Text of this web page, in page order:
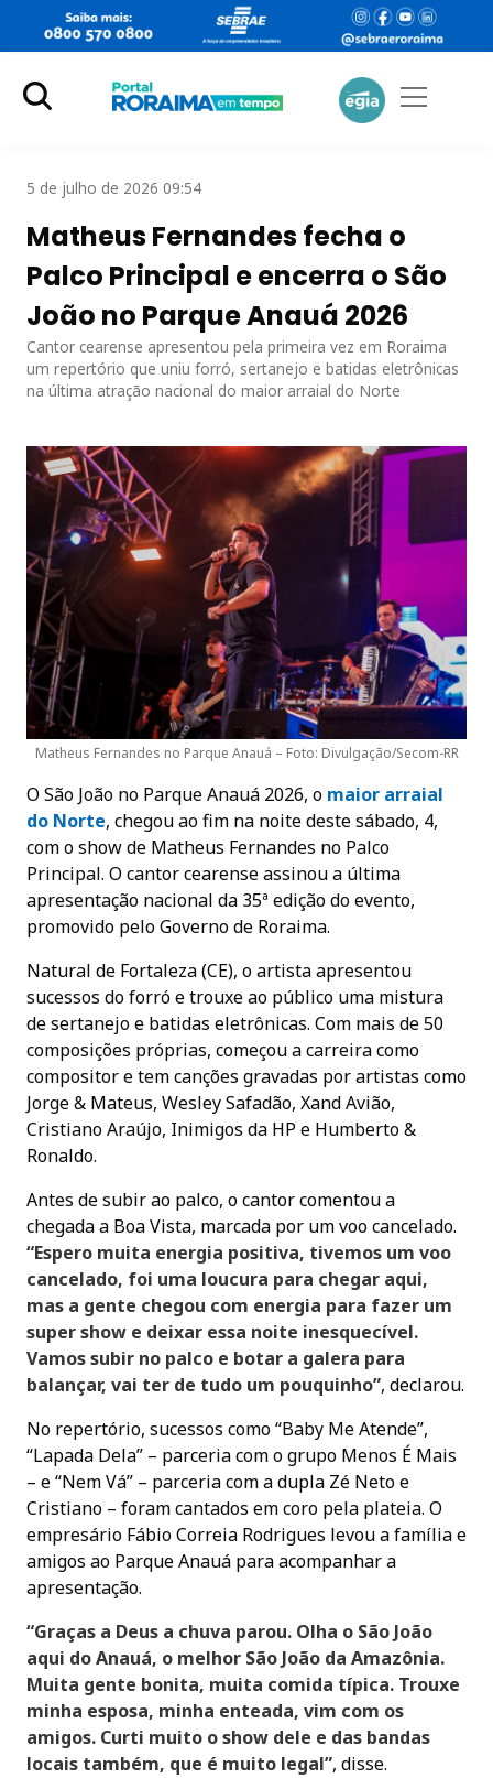
5 de julho de 2026 09:54
Matheus Fernandes fecha o
Palco Principal e encerra o São
João no Parque Anauá 2026
Cantor cearense apresentou pela primeira vez em Roraima
um repertório que uniu forró, sertanejo e batidas eletrônicas
na última atração nacional do maior arraial do Norte
Matheus Fernandes no Parque Anauá – Foto: Divulgação/Secom-RR
O São João no Parque Anauá 2026, o maior arraial
do Norte, chegou ao fim na noite deste sábado, 4,
com o show de Matheus Fernandes no Palco
Principal. O cantor cearense assinou a última
apresentação nacional da 35ª edição do evento,
promovido pelo Governo de Roraima.
Natural de Fortaleza (CE), o artista apresentou
sucessos do forró e trouxe ao público uma mistura
de sertanejo e batidas eletrônicas. Com mais de 50
composições próprias, começou a carreira como
compositor e tem canções gravadas por artistas como
Jorge & Mateus, Wesley Safadão, Xand Avião,
Cristiano Araújo, Inimigos da HP e Humberto &
Ronaldo.
Antes de subir ao palco, o cantor comentou a
chegada a Boa Vista, marcada por um voo cancelado.
“Espero muita energia positiva, tivemos um voo
cancelado, foi uma loucura para chegar aqui,
mas a gente chegou com energia para fazer um
super show e deixar essa noite inesquecível.
Vamos subir no palco e botar a galera para
balançar, vai ter de tudo um pouquinho”, declarou.
No repertório, sucessos como “Baby Me Atende”,
“Lapada Dela” – parceria com o grupo Menos É Mais
– e “Nem Vá” – parceria com a dupla Zé Neto e
Cristiano – foram cantados em coro pela plateia. O
empresário Fábio Correia Rodrigues levou a família e
amigos ao Parque Anauá para acompanhar a
apresentação.
“Graças a Deus a chuva parou. Olha o São João
aqui do Anauá, o melhor São João da Amazônia.
Muita gente bonita, muita comida típica. Trouxe
minha esposa, minha enteada, vim com os
amigos. Curti muito o show dele e das bandas
locais também, que é muito legal”, disse.